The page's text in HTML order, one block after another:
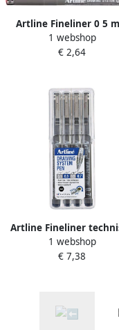
Artline Fineliner 0 5
rood
1 webshop
€ 2,64
Artline Fineliner
etui met 0.1-0.3-0.5-
zwart
1 webshop
€ 7,38